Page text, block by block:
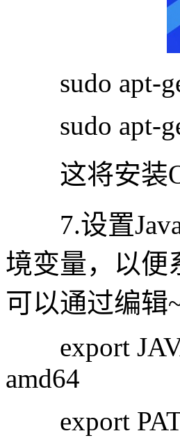
sudo apt-
sudo apt-
这将安装
7.设置Java
境变量，以便
可以通过编辑
export
amd64
export